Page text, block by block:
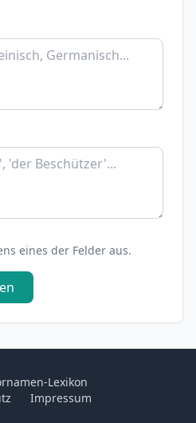
eines der Felder aus.
Lexikon
Impressum